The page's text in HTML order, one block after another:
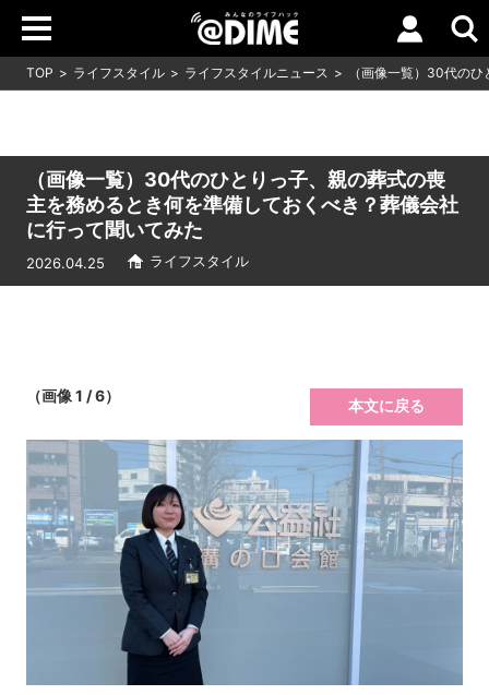
TOP ライフスタイル ライフスタイルニュース （画像一覧）30代の
（画像一覧）30代のひとりっ子、親の葬式の喪
主を務めるとき何を準備しておくべき？葬儀会社
に行って聞いてみた
2026.04.25 ライフスタイル
（画像 1 / 6）
本文に戻る